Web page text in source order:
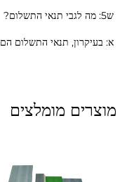
ש5: מה לגבי תנאי התשלום?
א: בעיקרון, תנאי התשלום הם T/T.
מוצרים מומלצים